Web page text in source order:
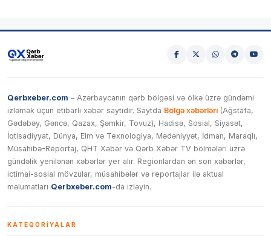
Qerbxeber.com – Azərbaycanın qərb bölgəsi və ölkə üzrə gündəmi
izləmək üçün etibarlı xəbər saytıdır. Saytda Bölgə xəbərləri (Ağstafa,
Gədəbəy, Gəncə, Qazax, Şəmkir, Tovuz), Hadisə, Sosial, Siyasət,
İqtisadiyyat, Dünya, Elm və Texnologiya, Mədəniyyət, İdman, Maraqlı,
Müsahibə-Reportaj, QHT Xəbər və Qərb Xəbər TV bölmələri üzrə
gündəlik yenilənən xəbərlər yer alır. Regionlardan ən son xəbərlər,
ictimai-sosial mövzular, müsahibələr və reportajlar ilə aktual
məlumatları Qerbxeber.com-da izləyin.
KATEQORIYALAR